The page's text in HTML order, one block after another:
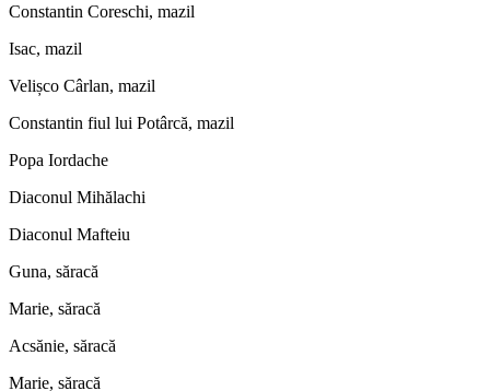
Constantin Coreschi, mazil
Isac, mazil
Velișco Cârlan, mazil
Constantin fiul lui Potârcă, mazil
Popa Iordache
Diaconul Mihălachi
Diaconul Mafteiu
Guna, săracă
Marie, săracă
Acsănie, săracă
Marie, săracă